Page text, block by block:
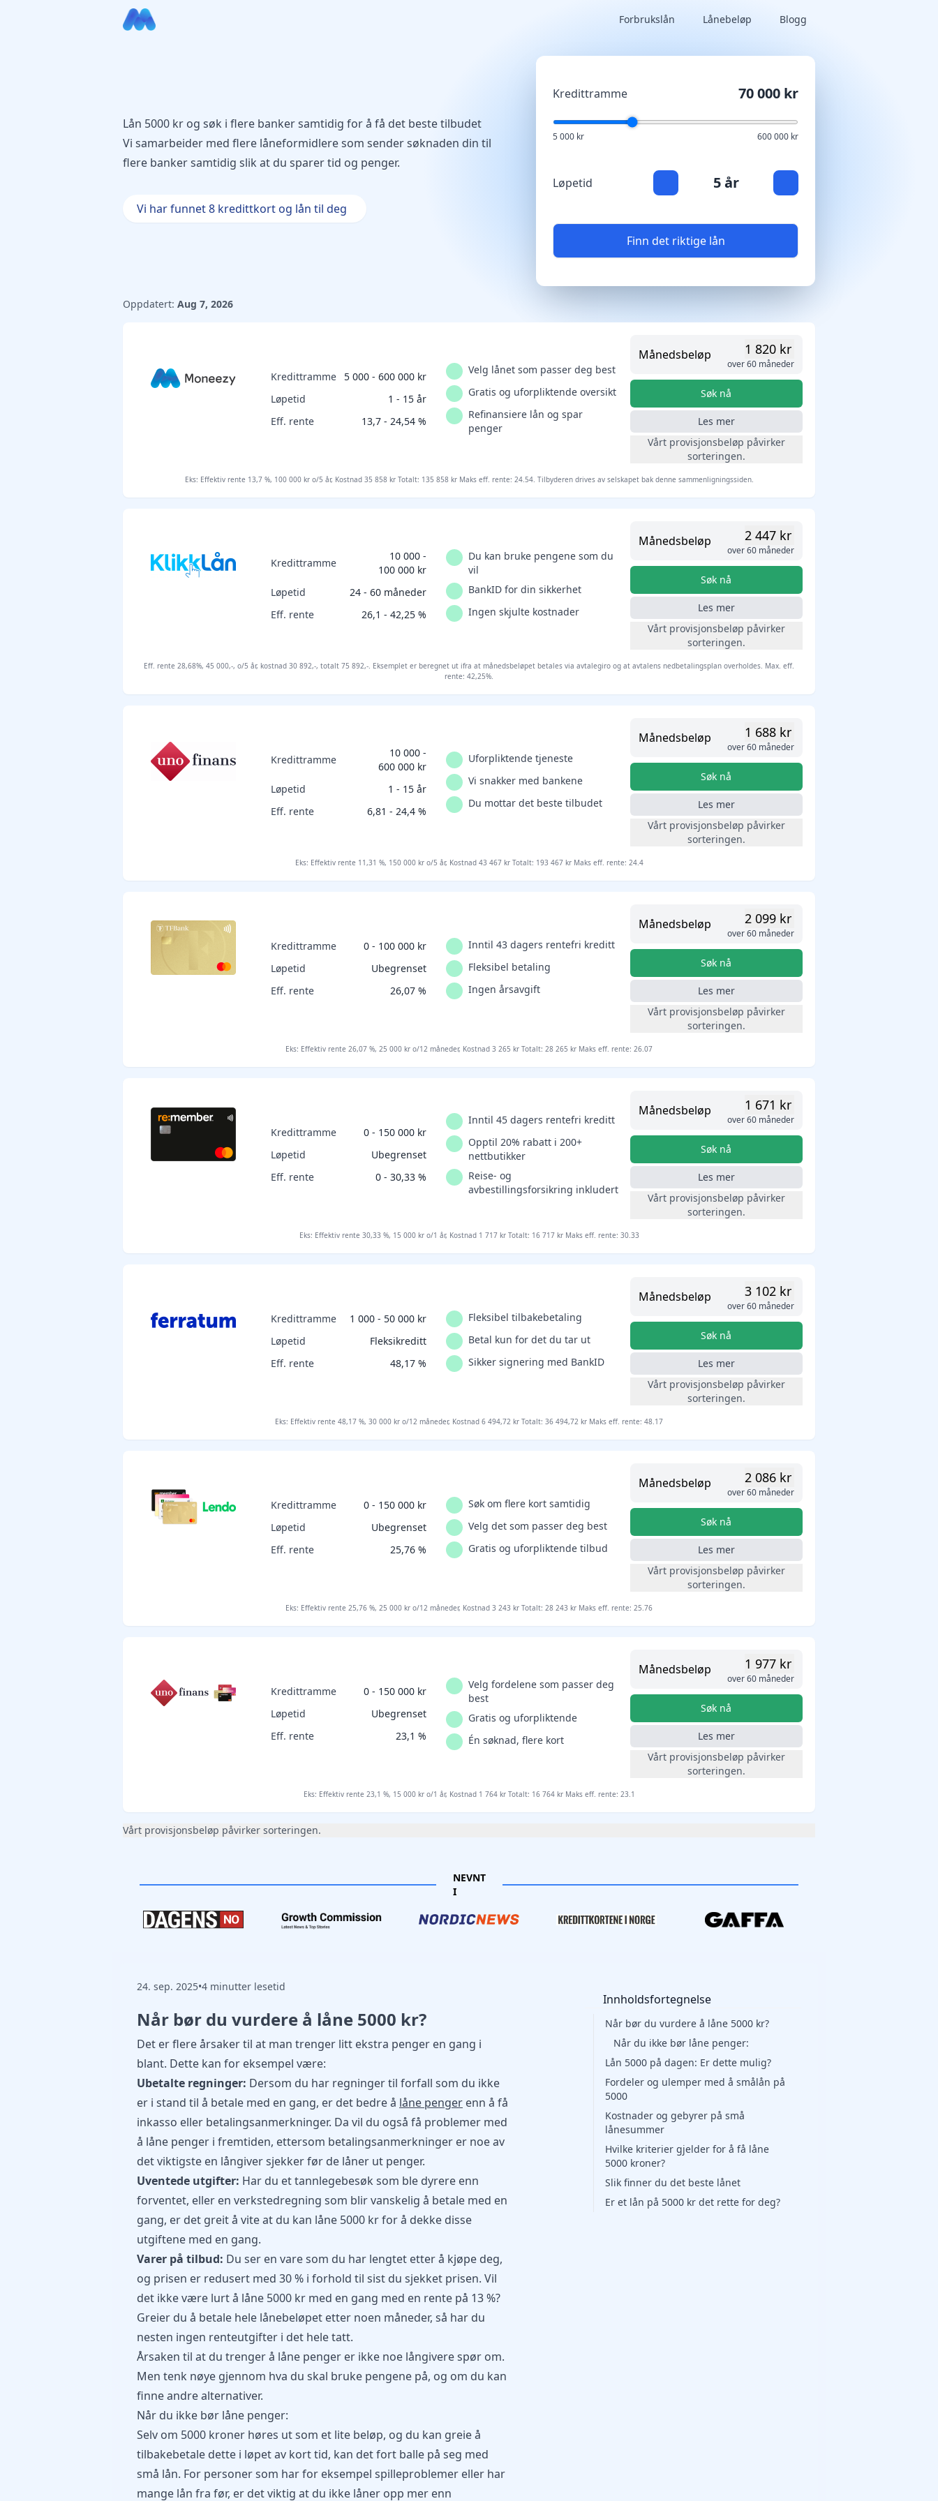
Forbrukslån Lånebeløp Blogg
Lån 5000 kr og søk i flere banker samtidig for å få det beste tilbudet
Vi samarbeider med flere låneformidlere som sender søknaden din til
flere banker samtidig slik at du sparer tid og penger.
Vi har funnet 8 kredittkort og lån til deg
Kredittramme 70 000 kr
5 000 kr 600 000 kr
Løpetid 5 år
Finn det riktige lån
Oppdatert: Aug 7, 2026
Kredittramme
5 000 - 600 000 kr
Løpetid
1 - 15 år
Eff. rente
13,7 - 24,54 %
Velg lånet som passer deg best
Gratis og uforpliktende oversikt
Refinansiere lån og spar
penger
Månedsbeløp 1 820 kr
over 60 måneder
Les mer
Søk nå
Vårt provisjonsbeløp påvirker
sorteringen.
Eks: Effektiv rente 13,7 %, 100 000 kr o/5 år, Kostnad 35 858 kr Totalt: 135 858 kr Maks eff. rente: 24.54. Tilbyderen drives av selskapet bak denne sammenligningssiden.
Kredittramme
10 000 -
100 000 kr
Løpetid
24 - 60 måneder
Eff. rente
26,1 - 42,25 %
Du kan bruke pengene som du
vil
BankID for din sikkerhet
Ingen skjulte kostnader
Månedsbeløp 2 447 kr
over 60 måneder
Les mer
Søk nå
Vårt provisjonsbeløp påvirker
sorteringen.
Eff. rente 28,68%, 45 000,-, o/5 år, kostnad 30 892,-, totalt 75 892,-. Eksemplet er beregnet ut ifra at månedsbeløpet betales via avtalegiro og at avtalens nedbetalingsplan overholdes. Max. eff.
rente: 42,25%.
Kredittramme
10 000 -
600 000 kr
Løpetid
1 - 15 år
Eff. rente
6,81 - 24,4 %
Uforpliktende tjeneste
Vi snakker med bankene
Du mottar det beste tilbudet
Månedsbeløp 1 688 kr
over 60 måneder
Les mer
Søk nå
Vårt provisjonsbeløp påvirker
sorteringen.
Eks: Effektiv rente 11,31 %, 150 000 kr o/5 år, Kostnad 43 467 kr Totalt: 193 467 kr Maks eff. rente: 24.4
Kredittramme
0 - 100 000 kr
Løpetid
Ubegrenset
Eff. rente
26,07 %
Inntil 43 dagers rentefri kreditt
Fleksibel betaling
Ingen årsavgift
Månedsbeløp 2 099 kr
over 60 måneder
Les mer
Søk nå
Vårt provisjonsbeløp påvirker
sorteringen.
Eks: Effektiv rente 26,07 %, 25 000 kr o/12 måneder, Kostnad 3 265 kr Totalt: 28 265 kr Maks eff. rente: 26.07
Kredittramme
0 - 150 000 kr
Løpetid
Ubegrenset
Eff. rente
0 - 30,33 %
Inntil 45 dagers rentefri kreditt
Opptil 20% rabatt i 200+
nettbutikker
Reise- og
avbestillingsforsikring inkludert
Månedsbeløp 1 671 kr
over 60 måneder
Les mer
Søk nå
Vårt provisjonsbeløp påvirker
sorteringen.
Eks: Effektiv rente 30,33 %, 15 000 kr o/1 år, Kostnad 1 717 kr Totalt: 16 717 kr Maks eff. rente: 30.33
Kredittramme
1 000 - 50 000 kr
Løpetid
Fleksikreditt
Eff. rente
48,17 %
Fleksibel tilbakebetaling
Betal kun for det du tar ut
Sikker signering med BankID
Månedsbeløp 3 102 kr
over 60 måneder
Les mer
Søk nå
Vårt provisjonsbeløp påvirker
sorteringen.
Eks: Effektiv rente 48,17 %, 30 000 kr o/12 måneder, Kostnad 6 494,72 kr Totalt: 36 494,72 kr Maks eff. rente: 48.17
Kredittramme
0 - 150 000 kr
Løpetid
Ubegrenset
Eff. rente
25,76 %
Søk om flere kort samtidig
Velg det som passer deg best
Gratis og uforpliktende tilbud
Månedsbeløp 2 086 kr
over 60 måneder
Les mer
Søk nå
Vårt provisjonsbeløp påvirker
sorteringen.
Eks: Effektiv rente 25,76 %, 25 000 kr o/12 måneder, Kostnad 3 243 kr Totalt: 28 243 kr Maks eff. rente: 25.76
Kredittramme
0 - 150 000 kr
Løpetid
Ubegrenset
Eff. rente
23,1 %
Velg fordelene som passer deg
best
Gratis og uforpliktende
Én søknad, flere kort
Månedsbeløp 1 977 kr
over 60 måneder
Les mer
Søk nå
Vårt provisjonsbeløp påvirker
sorteringen.
Eks: Effektiv rente 23,1 %, 15 000 kr o/1 år, Kostnad 1 764 kr Totalt: 16 764 kr Maks eff. rente: 23.1
Vårt provisjonsbeløp påvirker sorteringen.
NEVNT
I
Innholdsfortegnelse
Når bør du vurdere å låne 5000 kr?
Når du ikke bør låne penger:
Lån 5000 på dagen: Er dette mulig?
Fordeler og ulemper med å smålån på
5000
Kostnader og gebyrer på små
lånesummer
Hvilke kriterier gjelder for å få låne
5000 kroner?
Slik finner du det beste lånet
Er et lån på 5000 kr det rette for deg?
24. sep. 2025•4 minutter lesetid
Når bør du vurdere å låne 5000 kr?
Det er flere årsaker til at man trenger litt ekstra penger en gang i
blant. Dette kan for eksempel være:
Ubetalte regninger: Dersom du har regninger til forfall som du ikke
er i stand til å betale med en gang, er det bedre å låne penger enn å få
inkasso eller betalingsanmerkninger. Da vil du også få problemer med
å låne penger i fremtiden, ettersom betalingsanmerkninger er noe av
det viktigste en långiver sjekker før de låner ut penger.
Uventede utgifter: Har du et tannlegebesøk som ble dyrere enn
forventet, eller en verkstedregning som blir vanskelig å betale med en
gang, er det greit å vite at du kan låne 5000 kr for å dekke disse
utgiftene med en gang.
Varer på tilbud: Du ser en vare som du har lengtet etter å kjøpe deg,
og prisen er redusert med 30 % i forhold til sist du sjekket prisen. Vil
det ikke være lurt å låne 5000 kr med en gang med en rente på 13 %?
Greier du å betale hele lånebeløpet etter noen måneder, så har du
nesten ingen renteutgifter i det hele tatt.
Årsaken til at du trenger å låne penger er ikke noe långivere spør om.
Men tenk nøye gjennom hva du skal bruke pengene på, og om du kan
finne andre alternativer.
Når du ikke bør låne penger:
Selv om 5000 kroner høres ut som et lite beløp, og du kan greie å
tilbakebetale dette i løpet av kort tid, kan det fort balle på seg med
små lån. For personer som har for eksempel spilleproblemer eller har
mange lån fra før, er det viktig at du ikke låner opp mer enn